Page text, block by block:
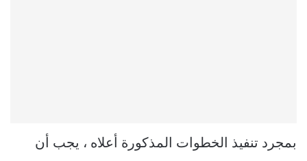
بمجرد تنفيذ الخطوات المذكورة أعلاه ، يجب أن